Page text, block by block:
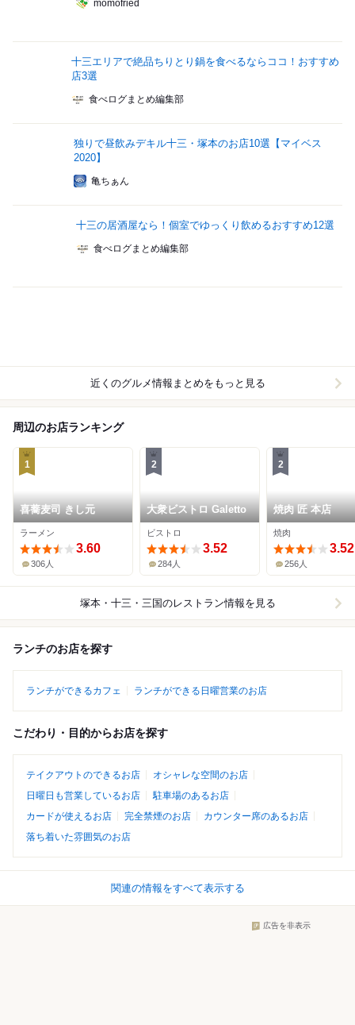
momofried
十三エリアで絶品ちりとり鍋を食べるならココ！おすすめ
店3選
食べログまとめ編集部
独りで昼飲みデキル十三・塚本のお店10選【マイベス
2020】
亀ちぁん
十三の居酒屋なら！個室でゆっくり飲めるおすすめ12選
食べログまとめ編集部
近くのグルメ情報まとめをもっと見る
周辺のお店ランキング
1
喜蕎麦司 きし元
ラーメン
3.60
306人
2
大衆ビストロ Galetto
ビストロ
3.52
284人
2
焼肉 匠 本店
焼肉
3.52
256人
塚本・十三・三国のレストラン情報を見る
ランチのお店を探す
ランチができるカフェ ランチができる日曜営業のお店
こだわり・目的からお店を探す
テイクアウトのできるお店
オシャレな空間のお店
日曜日も営業しているお店
駐車場のあるお店
カードが使えるお店
完全禁煙のお店
カウンター席のあるお店
落ち着いた雰囲気のお店
関連の情報をすべて表示する
広告を非表示